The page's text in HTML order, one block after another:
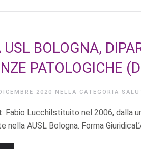
USL BOLOGNA,
PATOLOGICHE
2020 NELLA CATEGORIA
LucchiIstituito nel 2006, dalla
nella AUSL Bologna. Forma